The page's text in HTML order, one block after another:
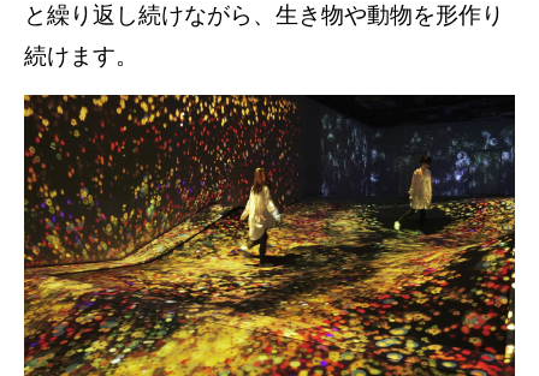
と繰り返し続けながら、生き物や動物を形作り
続けます。